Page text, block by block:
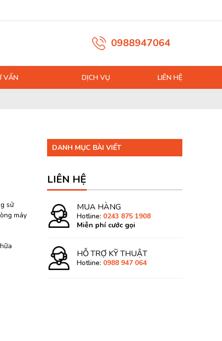
0988947064
VẤN DỊCH VỤ LIÊN HỆ
sử
máy
DANH MỤC BÀI VIẾT
LIÊN HỆ
MUA HÀNG
Hotline: 0243 875 1908
Miễn phí cước gọi
HỖ TRỢ KỸ THUẬT
Hotline: 0988 947 064